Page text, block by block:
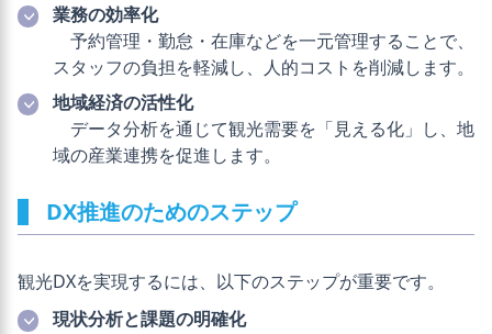
業務の効率化
予約管理・勤怠・在庫などを一元管理することで、
スタッフの負担を軽減し、人的コストを削減します。
地域経済の活性化
データ分析を通じて観光需要を「見える化」し、地
域の産業連携を促進します。
DX推進のためのステップ
観光DXを実現するには、以下のステップが重要です。
現状分析と課題の明確化